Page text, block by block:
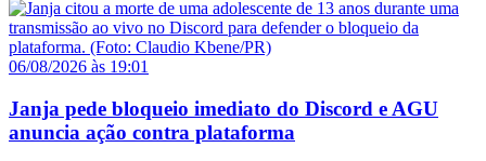
06/08/2026 às 19:01
Janja pede bloqueio imediato do Discord e AGU
anuncia ação contra plataforma